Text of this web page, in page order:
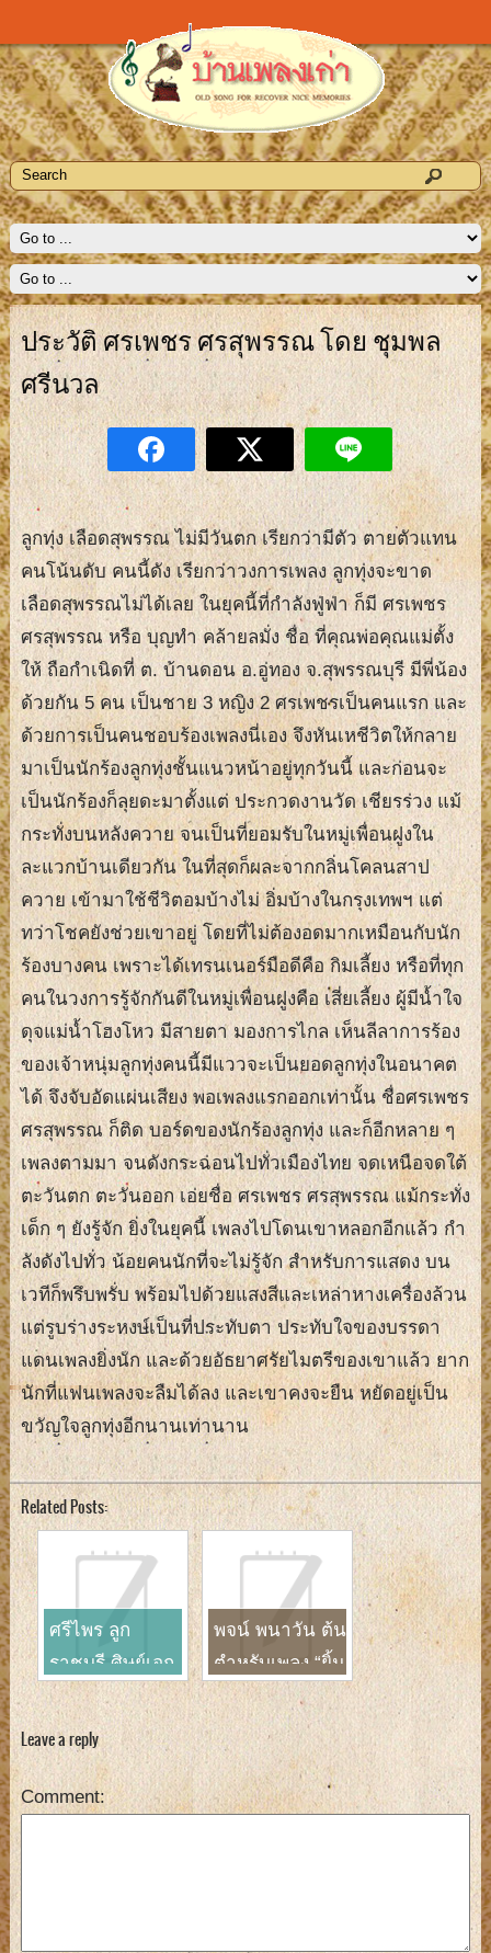
ประวัติ ศรเพชร ศรสุพรรณ โดย ชุมพล
ศรีนวล
ลูกทุ่ง เลือดสุพรรณ ไม่มีวันตก เรียกว่ามีตัว ตายตัวแทน
คนโน้นดับ คนนี้ดัง เรียกว่าวงการเพลง ลูกทุ่งจะขาด
เลือดสุพรรณไม่ได้เลย ในยุคนี้ที่กําลังฟู่ฟ่า ก็มี ศรเพชร
ศรสุพรรณ หรือ บุญทํา คล้ายลมั่ง ชื่อ ที่คุณพ่อคุณแม่ตั้ง
ให้ ถือกําเนิดที่ ต. บ้านดอน อ.อู่ทอง จ.สุพรรณบุรี มีพี่น้อง
ด้วยกัน 5 คน เป็นชาย 3 หญิง 2 ศรเพชรเป็นคนแรก และ
ด้วยการเป็นคนชอบร้องเพลงนี่เอง จึงหันเหชีวิตให้กลาย
มาเป็นนักร้องลูกทุ่งชั้นแนวหน้าอยู่ทุกวันนี้ และก่อนจะ
เป็นนักร้องก็ลุยดะมาตั้งแต่ ประกวดงานวัด เชียรร่วง แม้
กระทั่งบนหลังควาย จนเป็นที่ยอมรับในหมู่เพื่อนฝูงใน
ละแวกบ้านเดียวกัน ในที่สุดก็ผละจากกลิ่นโคลนสาป
ควาย เข้ามาใช้ชีวิตอมบ้างไม่ อิ่มบ้างในกรุงเทพฯ แต่
ทว่าโชคยังช่วยเขาอยู่ โดยที่ไม่ต้องอดมากเหมือนกับนัก
ร้องบางคน เพราะได้เทรนเนอร์มือดีคือ กิมเลี้ยง หรือที่ทุก
คนในวงการรู้จักกันดีในหมู่เพื่อนฝูงคือ เสี่ยเลี้ยง ผู้มีน้ำใจ
ดุจแม่น้ำโฮงโหว มีสายตา มองการไกล เห็นลีลาการร้อง
ของเจ้าหนุ่มลูกทุ่งคนนี้มีแววจะเป็นยอดลูกทุ่งในอนาคต
ได้ จึงจับอัดแผ่นเสียง พอเพลงแรกออกเท่านั้น ชื่อศรเพชร
ศรสุพรรณ ก็ติด บอร์ดของนักร้องลูกทุ่ง และก็อีกหลาย ๆ
เพลงตามมา จนดังกระฉ่อนไปทั่วเมืองไทย จดเหนือจดใต้
ตะวันตก ตะวันออก เอ่ยชื่อ ศรเพชร ศรสุพรรณ แม้กระทั่ง
เด็ก ๆ ยังรู้จัก ยิ่งในยุคนี้ เพลงไปโดนเขาหลอกอีกแล้ว กํา
ลังดังไปทั่ว น้อยคนนักที่จะไม่รู้จัก สําหรับการแสดง บน
เวทีก็พรึบพรั่บ พร้อมไปด้วยแสงสีและเหล่าหางเครื่องล้วน
แต่รูบร่างระหงษ์เป็นที่ประทับตา ประทับใจของบรรดา
แดนเพลงยิ่งนัก และด้วยอัธยาศรัยไมตรีของเขาแล้ว ยาก
นักที่แฟนเพลงจะลืมได้ลง และเขาคงจะยืน หยัดอยู่เป็น
ขวัญใจลูกทุ่งอีกนานเท่านาน
Related Posts:
ศรีไพร ลูก
ราชบุรี ศิษย์เอก
อีกคนหนึ่งของ
สุรพล สมบัติ
เจริญ
พจน์ พนาวัน ต้น
ตำหรับเพลง “ยิ้ม
แป้น”
Leave a reply
Comment